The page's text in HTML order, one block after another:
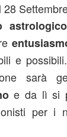
e
sarà
e da lì si
per i